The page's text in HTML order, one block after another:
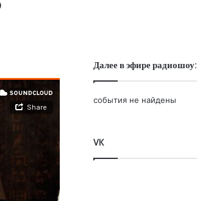
Далее в эфире радиошоу:
события не найдены
VK